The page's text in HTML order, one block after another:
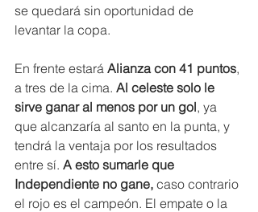
se quedará sin oportunidad de
levantar la copa.
En frente estará Alianza con 41 puntos,
a tres de la cima. Al celeste solo le
sirve ganar al menos por un gol, ya
que alcanzaría al santo en la punta, y
tendrá la ventaja por los resultados
entre sí. A esto sumarle que
Independiente no gane, caso contrario
el rojo es el campeón. El empate o la